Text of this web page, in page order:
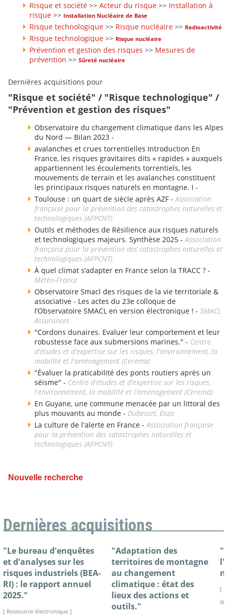
Risque et société >> Acteur du risque >> Installation à
risque >> Installation Nucléaire de Base
Risque technologique >> Risque nucléaire >> Radioactivité
Risque technologique >> Risque nucléaire
Prévention et gestion des risques >> Mesures de
prévention >> Sûreté nucléaire
Dernières acquisitions pour
"Risque et société" / "Risque technologique" /
"Prévention et gestion des risques"
Observatoire du changement climatique dans les Alpes
du Nord — Bilan 2023 -
avalanches et crues torrentielles Introduction En
France, les risques gravitaires dits « rapides » auxquels
appartiennent les écoulements torrentiels, les
mouvements de terrain et les avalanches constituent
les principaux risques naturels en montagne. I -
Toulouse : un quart de siècle après AZF - Association
française pour la prévention des catastrophes naturelles et
technologiques (AFPCNT)
Outils et méthodes de Résilience aux risques naturels
et technologiques majeurs. Synthèse 2025 - Association
française pour la prévention des catastrophes naturelles et
technologiques (AFPCNT)
À quel climat s’adapter en France selon la TRACC ? -
Météo-France
Observatoire Smacl des risques de la vie territoriale &
associative - Les actes du 23e colloque de
l’Observatoire SMACL en version électronique ! - SMACL
Assurances
"Cordons dunaires. Evaluer leur comportement et leur
robustesse face aux submersions marines." - Centre
d'études et d'expertise sur les risques, l'environnement, la
mobilité et l'aménagement (Cerema)
"Évaluer la praticabilité des ponts routiers après un
séisme" - Centre d'études et d'expertise sur les risques,
l'environnement, la mobilité et l'aménagement (Cerema)
En Guyane, une commune menacée par un littoral des
plus mouvants au monde - Dubesset, Enzo
La culture de l'alerte en France - Association française
pour la prévention des catastrophes naturelles et
technologiques (AFPCNT)
Nouvelle recherche
Dernières acquisitions
"Le bureau d'enquêtes
et d'analyses sur les
risques industriels (BEA-
RI) : le rapport annuel
2025."
[ Ressource électronique ]
"Adaptation des
territoires de montagne
au changement
climatique : état des
lieux des actions et
outils."
[